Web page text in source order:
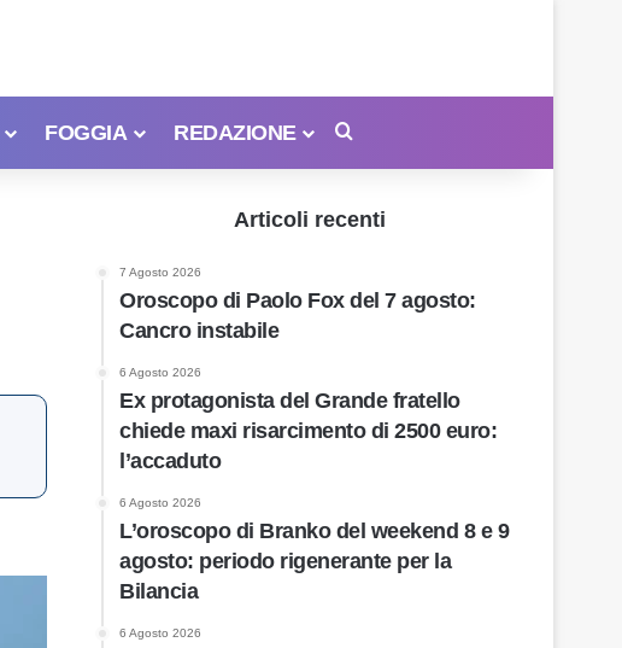
FOGGIA REDAZIONE
Articoli recenti
7 Agosto 2026
Oroscopo di Paolo Fox del 7 agosto:
Cancro instabile
6 Agosto 2026
Ex protagonista del Grande fratello
chiede maxi risarcimento di 2500 euro:
l’accaduto
6 Agosto 2026
L’oroscopo di Branko del weekend 8 e 9
agosto: periodo rigenerante per la
Bilancia
6 Agosto 2026